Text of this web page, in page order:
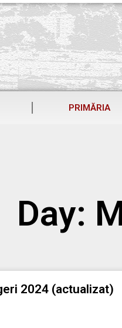
PRIMĂRIA
Day:
2024 (actualizat)